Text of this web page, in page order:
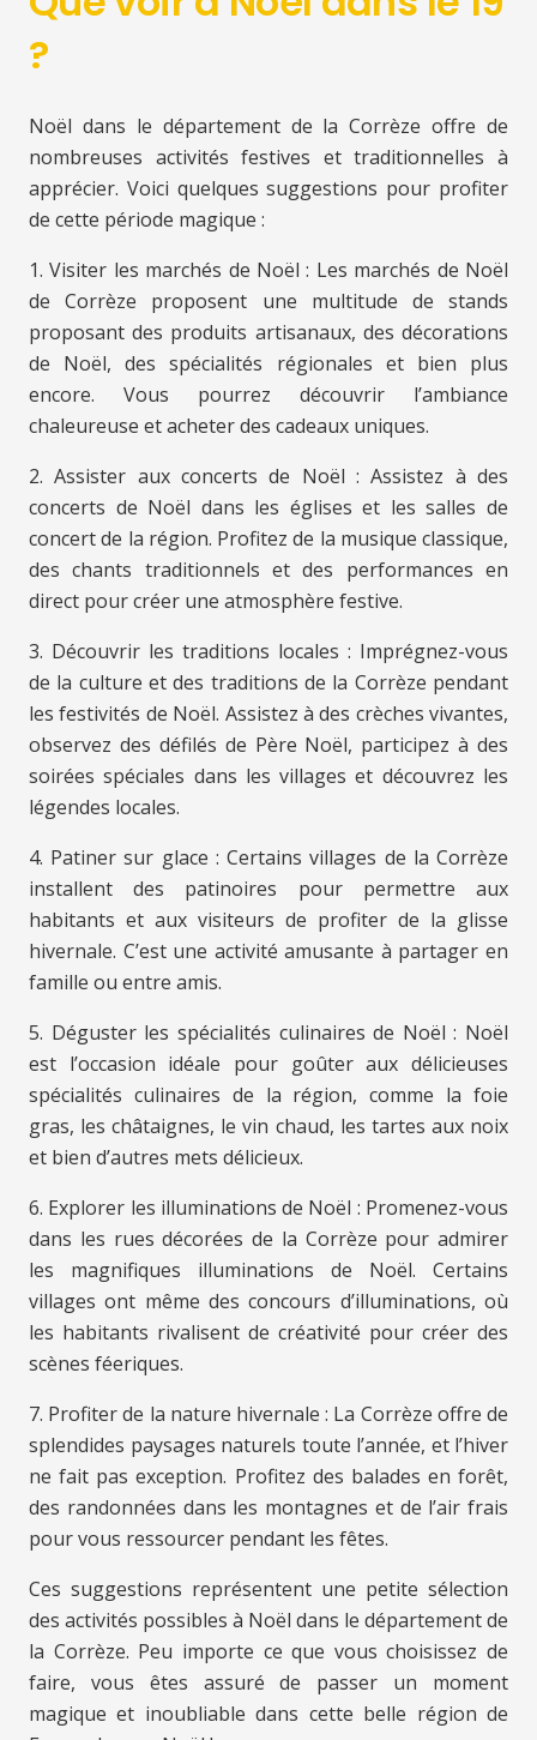
?
Noël dans le département de la Corrèze offre de
nombreuses activités festives et traditionnelles à
apprécier. Voici quelques suggestions pour profiter
de cette période magique :
1. Visiter les marchés de Noël : Les marchés de Noël
de Corrèze proposent une multitude de stands
proposant des produits artisanaux, des décorations
de Noël, des spécialités régionales et bien plus
encore. Vous pourrez découvrir l’ambiance
chaleureuse et acheter des cadeaux uniques.
2. Assister aux concerts de Noël : Assistez à des
concerts de Noël dans les églises et les salles de
concert de la région. Profitez de la musique classique,
des chants traditionnels et des performances en
direct pour créer une atmosphère festive.
3. Découvrir les traditions locales : Imprégnez-vous
de la culture et des traditions de la Corrèze pendant
les festivités de Noël. Assistez à des crèches vivantes,
observez des défilés de Père Noël, participez à des
soirées spéciales dans les villages et découvrez les
légendes locales.
4. Patiner sur glace : Certains villages de la Corrèze
installent des patinoires pour permettre aux
habitants et aux visiteurs de profiter de la glisse
hivernale. C’est une activité amusante à partager en
famille ou entre amis.
5. Déguster les spécialités culinaires de Noël : Noël
est l’occasion idéale pour goûter aux délicieuses
spécialités culinaires de la région, comme la foie
gras, les châtaignes, le vin chaud, les tartes aux noix
et bien d’autres mets délicieux.
6. Explorer les illuminations de Noël : Promenez-vous
dans les rues décorées de la Corrèze pour admirer
les magnifiques illuminations de Noël. Certains
villages ont même des concours d’illuminations, où
les habitants rivalisent de créativité pour créer des
scènes féeriques.
7. Profiter de la nature hivernale : La Corrèze offre de
splendides paysages naturels toute l’année, et l’hiver
ne fait pas exception. Profitez des balades en forêt,
des randonnées dans les montagnes et de l’air frais
pour vous ressourcer pendant les fêtes.
Ces suggestions représentent une petite sélection
des activités possibles à Noël dans le département de
la Corrèze. Peu importe ce que vous choisissez de
faire, vous êtes assuré de passer un moment
magique et inoubliable dans cette belle région de